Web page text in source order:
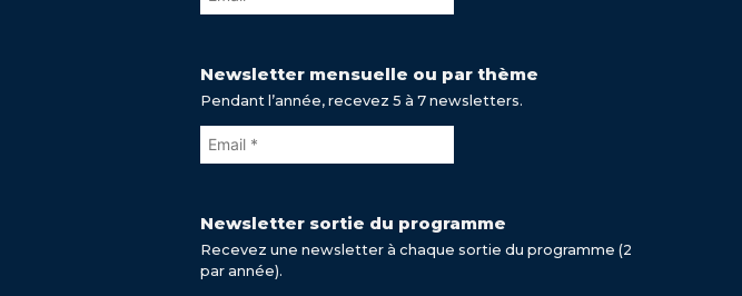
Newsletter mensuelle ou par thème
Pendant l’année, recevez 5 à 7 newsletters.
Newsletter sortie du programme
Recevez une newsletter à chaque sortie du programme (2
par année).